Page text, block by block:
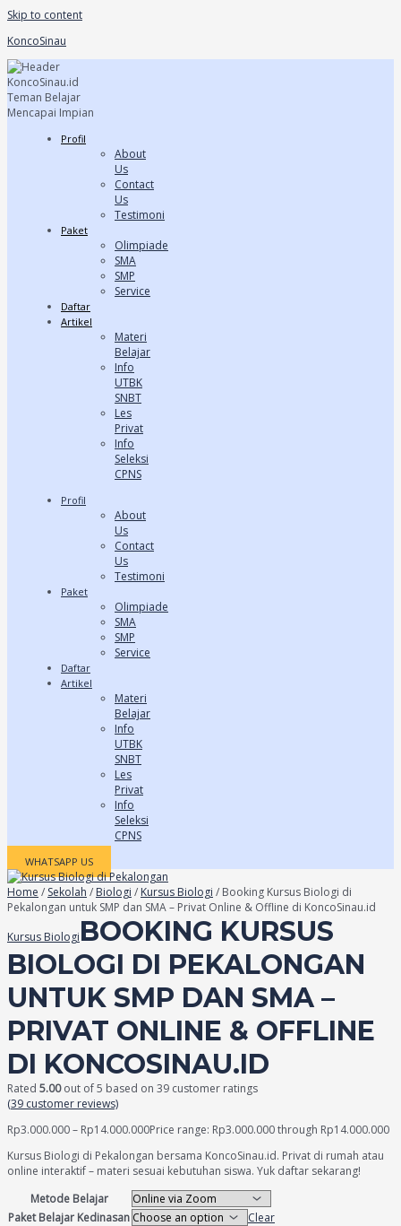
Skip to content
KoncoSinau
Profil
About
Us
Contact
Us
Testimoni
Paket
Olimpiade
SMA
SMP
Service
Daftar
Artikel
Materi
Belajar
Info
UTBK
SNBT
Les
Privat
Info
Seleksi
CPNS
Profil
About
Us
Contact
Us
Testimoni
Paket
Olimpiade
SMA
SMP
Service
Daftar
Artikel
Materi
Belajar
Info
UTBK
SNBT
Les
Privat
Info
Seleksi
CPNS
WHATSAPP US
Home / Sekolah / Biologi / Kursus Biologi / Booking Kursus Biologi di
Pekalongan untuk SMP dan SMA – Privat Online & Offline di KoncoSinau.id
Kursus BiologiBOOKING KURSUS
BIOLOGI DI PEKALONGAN
UNTUK SMP DAN SMA –
PRIVAT ONLINE & OFFLINE
DI KONCOSINAU.ID
Rated 5.00out of 5 based on 39 customer ratings
(39 customer reviews)
Rp3.000.000– Rp14.000.000Price range: Rp3.000.000 through Rp14.000.000
Kursus Biologi di Pekalongan bersama KoncoSinau.id. Privat di rumah atau
online interaktif – materi sesuai kebutuhan siswa. Yuk daftar sekarang!
Metode Belajar
Paket Belajar Kedinasan
Clear